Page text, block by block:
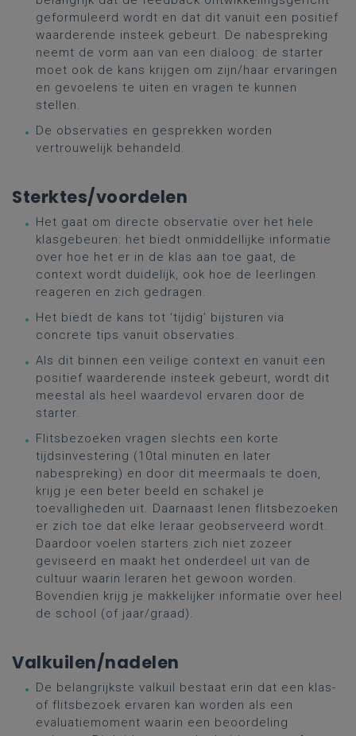
geformuleerd wordt en dat dit vanuit een positief
waarderende insteek gebeurt. De nabespreking
neemt de vorm aan van een dialoog: de starter
moet ook de kans krijgen om zijn/haar ervaringen
en gevoelens te uiten en vragen te kunnen
stellen.
De observaties en gesprekken worden
vertrouwelijk behandeld.
Sterktes/voordelen
Het gaat om directe observatie over het hele
klasgebeuren: het biedt onmiddellijke informatie
over hoe het er in de klas aan toe gaat, de
context wordt duidelijk, ook hoe de leerlingen
reageren en zich gedragen.
Het biedt de kans tot ‘tijdig’ bijsturen via
concrete tips vanuit observaties.
Als dit binnen een veilige context en vanuit een
positief waarderende insteek gebeurt, wordt dit
meestal als heel waardevol ervaren door de
starter.
Flitsbezoeken vragen slechts een korte
tijdsinvestering (10tal minuten en later
nabespreking) en door dit meermaals te doen,
krijg je een beter beeld en schakel je
toevalligheden uit. Daarnaast lenen flitsbezoeken
er zich toe dat elke leraar geobserveerd wordt.
Daardoor voelen starters zich niet zozeer
geviseerd en maakt het onderdeel uit van de
cultuur waarin leraren het gewoon worden.
Bovendien krijg je makkelijker informatie over heel
de school (of jaar/graad).
Valkuilen/nadelen
De belangrijkste valkuil bestaat erin dat een klas-
of flitsbezoek ervaren kan worden als een
evaluatiemoment waarin een beoordeling